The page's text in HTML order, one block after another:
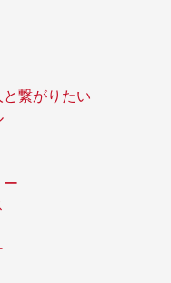
繋がりたい
ー